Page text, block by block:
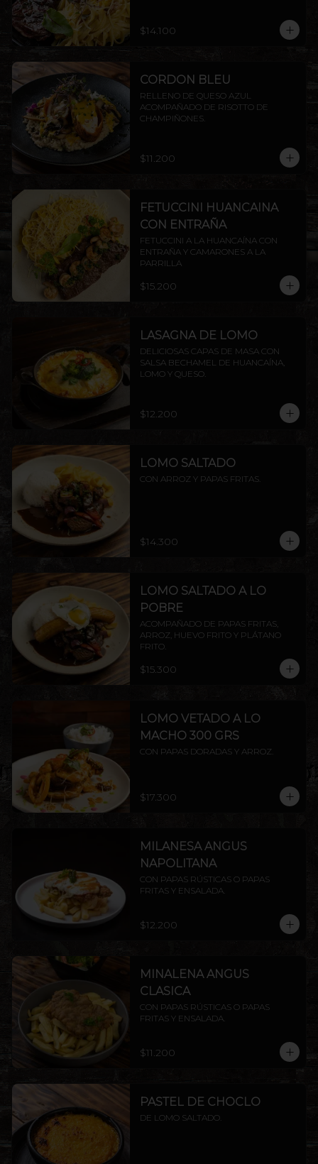
$14.100
CORDON BLEU
RELLENO DE QUESO AZUL
ACOMPAÑADO DE RISOTTO DE
CHAMPIÑONES.
$11.200
FETUCCINI HUANCAINA
CON ENTRAÑA
FETUCCINI A LA HUANCAÍNA CON
ENTRAÑA Y CAMARONES A LA
PARRILLA
$15.200
LASAGNA DE LOMO
DELICIOSAS CAPAS DE MASA CON
SALSA BECHAMEL DE HUANCAÍNA,
LOMO Y QUESO.
$12.200
LOMO SALTADO
CON ARROZ Y PAPAS FRITAS.
$14.300
LOMO SALTADO A LO
POBRE
ACOMPAÑADO DE PAPAS FRITAS,
ARROZ, HUEVO FRITO Y PLÁTANO
FRITO.
$15.300
LOMO VETADO A LO
MACHO 300 GRS
CON PAPAS DORADAS Y ARROZ.
$17.300
MILANESA ANGUS
NAPOLITANA
CON PAPAS RÚSTICAS O PAPAS
FRITAS Y ENSALADA.
$12.200
MINALENA ANGUS
CLASICA
CON PAPAS RÚSTICAS O PAPAS
FRITAS Y ENSALADA.
$11.200
PASTEL DE CHOCLO
DE LOMO SALTADO.